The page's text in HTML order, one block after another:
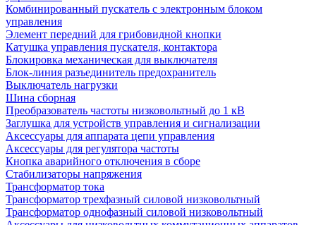
Комбинированный пускатель с электронным блоком
управления
Элемент передний для грибовидной кнопки
Катушка управления пускателя, контактора
Блокировка механическая для выключателя
Блок-линия разъединитель предохранитель
Выключатель нагрузки
Шина сборная
Преобразователь частоты низковольтный до 1 кВ
Заглушка для устройств управления и сигнализации
Аксессуары для аппарата цепи управления
Аксессуары для регулятора частоты
Кнопка аварийного отключения в сборе
Стабилизаторы напряжения
Трансформатор тока
Трансформатор трехфазный силовой низковольтный
Трансформатор однофазный силовой низковольтный